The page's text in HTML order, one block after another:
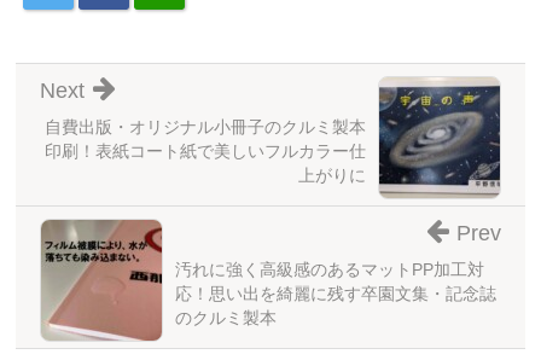
自費出版・オリジナル小冊子のクルミ製本
印刷！表紙コート紙で美しいフルカラー仕
上がりに
Next
汚れに強く高級感のあるマットPP加工対
応！思い出を綺麗に残す卒園文集・記念誌
のクルミ製本
Prev